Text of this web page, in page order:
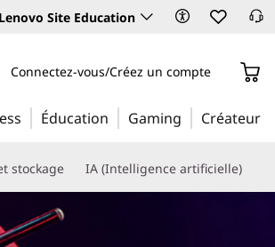
Lenovo Site Education
Connectez-vous/Créez un compte
Éducation Gaming Créateur
stockage IA (Intelligence artificielle)